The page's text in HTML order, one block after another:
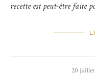
recette est peut-être faite
20 juillet